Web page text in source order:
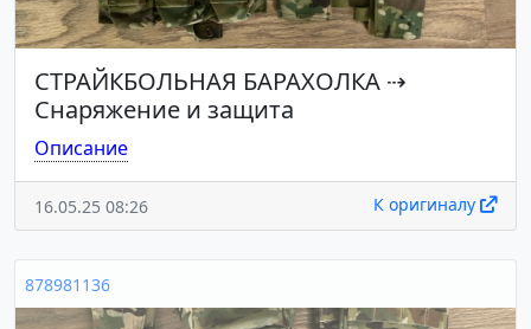
СТРАЙКБОЛЬНАЯ БАРАХОЛКА ⇢
Снаряжение и защита
Описание
16.05.25 08:26 К оригиналу
878981136